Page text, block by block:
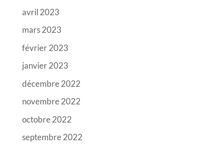
avril 2023
mars 2023
février 2023
janvier 2023
décembre 2022
novembre 2022
octobre 2022
septembre 2022